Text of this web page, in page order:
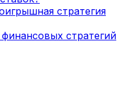
стратегия
стратегий